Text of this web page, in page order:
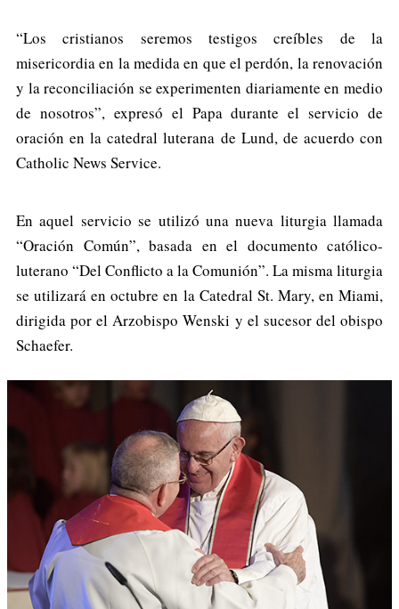
“Los cristianos seremos testigos creíbles de la
misericordia en la medida en que el perdón, la renovación
y la reconciliación se experimenten diariamente en medio
de nosotros”, expresó el Papa durante el servicio de
oración en la catedral luterana de Lund, de acuerdo con
Catholic News Service.
En aquel servicio se utilizó una nueva liturgia llamada
“Oración Común”, basada en el documento católico-
luterano “Del Conflicto a la Comunión”. La misma liturgia
se utilizará en octubre en la Catedral St. Mary, en Miami,
dirigida por el Arzobispo Wenski y el sucesor del obispo
Schaefer.